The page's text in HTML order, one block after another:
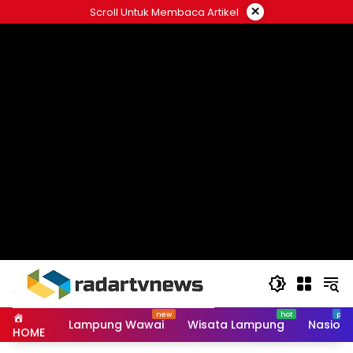
to
Scroll Untuk Membaca Artikel ×
HOME Lampung Wawai Wisata Lampung